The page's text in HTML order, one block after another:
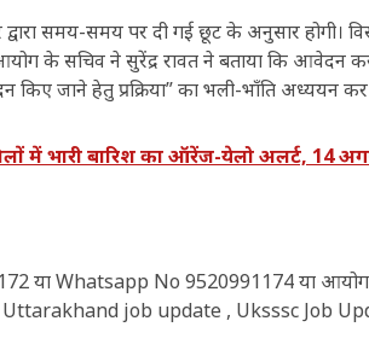
समय-समय पर दी गई छूट के अनुसार होगी।
के सचिव ने सुरेंद्र रावत ने बताया कि आवेदन
किए जाने हेतु प्रक्रिया” का भली-भाँति अध्ययन
भारी बारिश का ऑरेंज-येलो अलर्ट, 14
या Whatsapp No 9520991174 या
Uttarakhand job update , Uksssc Job